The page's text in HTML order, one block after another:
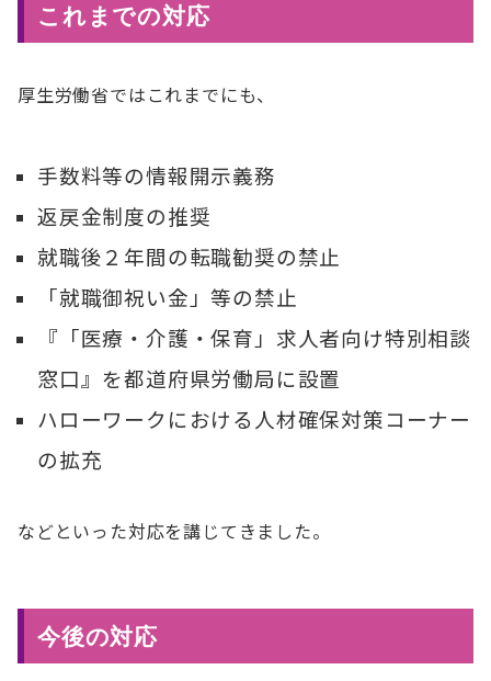
これまでの対応
厚生労働省ではこれまでにも、
手数料等の情報開示義務
返戻金制度の推奨
就職後２年間の転職勧奨の禁止
「就職御祝い金」等の禁止
『「医療・介護・保育」求人者向け特別相談
窓口』を都道府県労働局に設置
ハローワークにおける人材確保対策コーナー
の拡充
などといった対応を講じてきました。
今後の対応